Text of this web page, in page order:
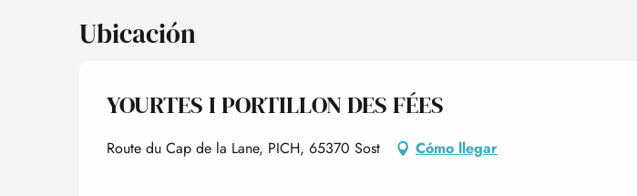
Ubicación
YOURTES I PORTILLON DES FÉES
Route du Cap de la Lane, PICH, 65370 Sost Cómo llegar